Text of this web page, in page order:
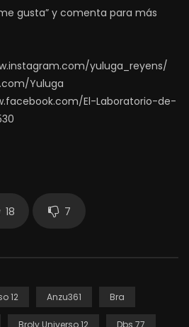
gusta” y comenta para más
yuluga_reyens/
Yuluga
El-Laboratorio-de-
18 7
12 Anzu361 Bra